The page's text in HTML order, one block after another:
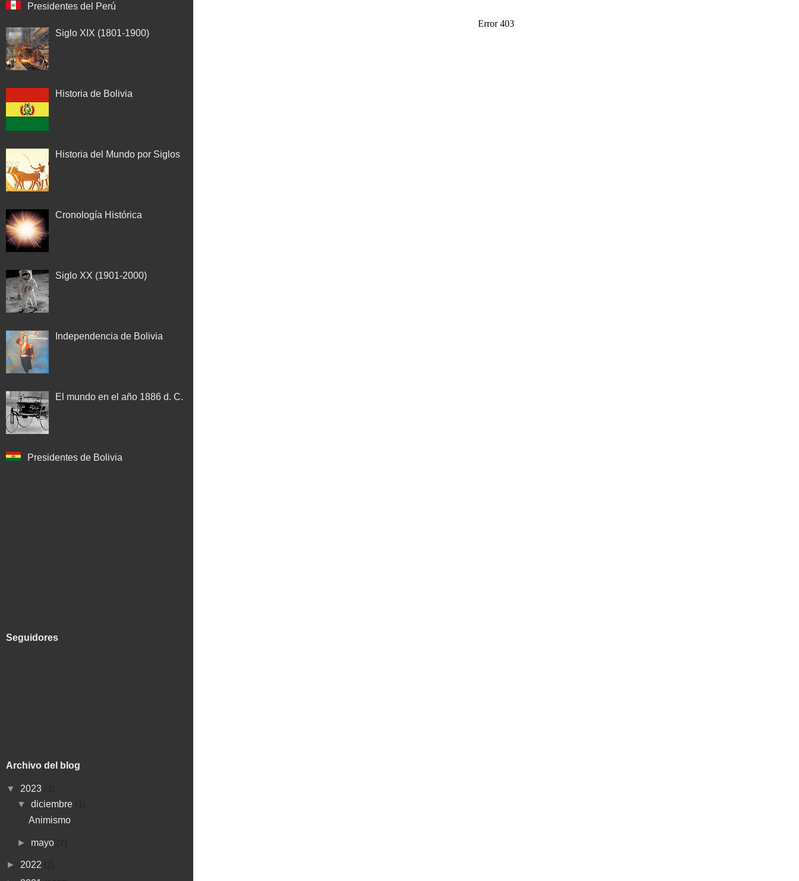
Presidentes del Perú
Siglo XIX (1801-1900)
Historia de Bolivia
Historia del Mundo por Siglos
Cronología Histórica
Siglo XX (1901-2000)
Independencia de Bolivia
El mundo en el año 1886 d. C.
Presidentes de Bolivia
Seguidores
Archivo del blog
▼ 2023
▼ diciembre
Animismo
► mayo
► 2022